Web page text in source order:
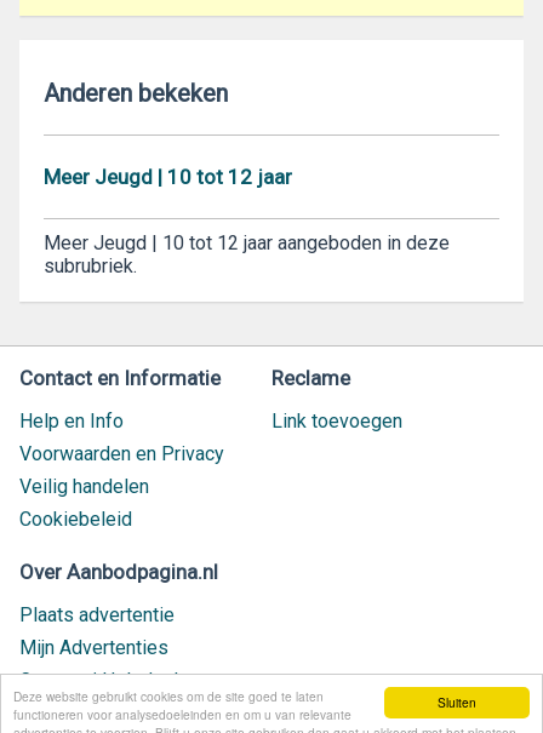
Sluiten
Deze website gebruikt cookies om de site goed te laten
functioneren voor analysedoeleinden en om u van relevante
Anderen bekeken
Meer Jeugd | 10 tot 12 jaar
Meer Jeugd | 10 tot 12 jaar aangeboden in deze
subrubriek.
Contact en Informatie
Help en Info
Voorwaarden en Privacy
Veilig handelen
Cookiebeleid
Reclame
Link toevoegen
Over Aanbodpagina.nl
Plaats advertentie
Mijn Advertenties
Contact / Helpdesk
Nieuw geplaatst